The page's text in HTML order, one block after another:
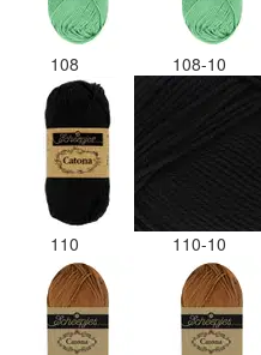
108 108-10
110 110-10